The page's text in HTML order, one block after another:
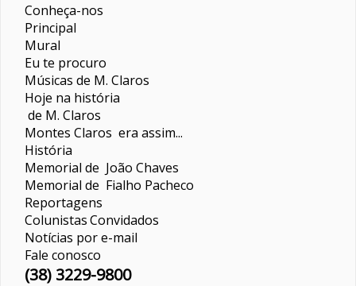
Conheça-nos
Principal
Mural
Eu te procuro
Músicas de M. Claros
Hoje na história
de M. Claros
Montes Claros era assim...
História
Memorial de João Chaves
Memorial de Fialho Pacheco
Reportagens
ColunistasConvidados
Notícias por e-mail
Fale conosco
(38) 3229-9800